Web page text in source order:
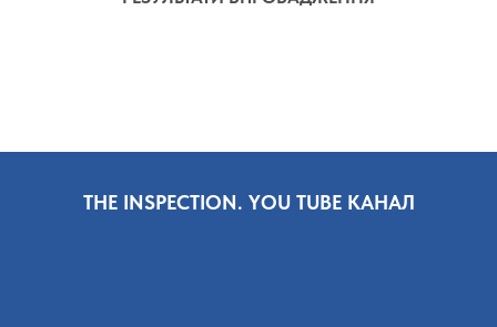
THE INSPECTION. YOU TUBE КАНАЛ